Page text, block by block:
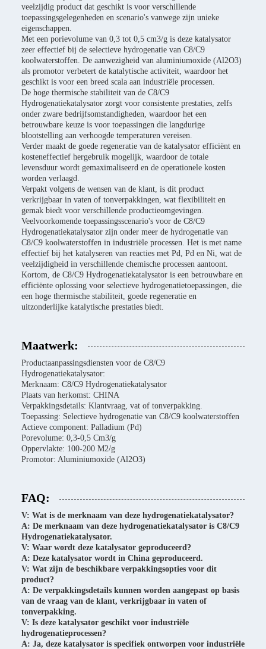
veelzijdig product dat geschikt is voor verschillende
toepassingsgelegenheden en scenario's vanwege zijn unieke
eigenschappen.
Met een porievolume van 0,3 tot 0,5 cm3/g is deze katalysator
zeer effectief bij de selectieve hydrogenatie van C8/C9
koolwaterstoffen. De aanwezigheid van aluminiumoxide (Al2O3)
als promotor verbetert de katalytische activiteit, waardoor het
geschikt is voor een breed scala aan industriële processen.
De hoge thermische stabiliteit van de C8/C9
Hydrogenatiekatalysator zorgt voor consistente prestaties, zelfs
onder zware bedrijfsomstandigheden, waardoor het een
betrouwbare keuze is voor toepassingen die langdurige
blootstelling aan verhoogde temperaturen vereisen.
Verder maakt de goede regeneratie van de katalysator efficiënt en
kosteneffectief hergebruik mogelijk, waardoor de totale
levensduur wordt gemaximaliseerd en de operationele kosten
worden verlaagd.
Verpakt volgens de wensen van de klant, is dit product
verkrijgbaar in vaten of tonverpakkingen, wat flexibiliteit en
gemak biedt voor verschillende productieomgevingen.
Veelvoorkomende toepassingsscenario's voor de C8/C9
Hydrogenatiekatalysator zijn onder meer de hydrogenatie van
C8/C9 koolwaterstoffen in industriële processen. Het is met name
effectief bij het katalyseren van reacties met Pd, Pd en Ni, wat de
veelzijdigheid in verschillende chemische processen aantoont.
Kortom, de C8/C9 Hydrogenatiekatalysator is een betrouwbare en
efficiënte oplossing voor selectieve hydrogenatietoepassingen, die
een hoge thermische stabiliteit, goede regeneratie en
uitzonderlijke katalytische prestaties biedt.
Maatwerk:
Productaanpassingsdiensten voor de C8/C9
Hydrogenatiekatalysator:
Merknaam: C8/C9 Hydrogenatiekatalysator
Plaats van herkomst: CHINA
Verpakkingsdetails: Klantvraag, vat of tonverpakking.
Toepassing: Selectieve hydrogenatie van C8/C9 koolwaterstoffen
Actieve component: Palladium (Pd)
Porevolume: 0,3-0,5 Cm3/g
Oppervlakte: 100-200 M2/g
Promotor: Aluminiumoxide (Al2O3)
FAQ:
V: Wat is de merknaam van deze hydrogenatiekatalysator?
A: De merknaam van deze hydrogenatiekatalysator is C8/C9
Hydrogenatiekatalysator.
V: Waar wordt deze katalysator geproduceerd?
A: Deze katalysator wordt in China geproduceerd.
V: Wat zijn de beschikbare verpakkingsopties voor dit
product?
A: De verpakkingsdetails kunnen worden aangepast op basis
van de vraag van de klant, verkrijgbaar in vaten of
tonverpakking.
V: Is deze katalysator geschikt voor industriële
hydrogenatieprocessen?
A: Ja, deze katalysator is specifiek ontworpen voor industriële